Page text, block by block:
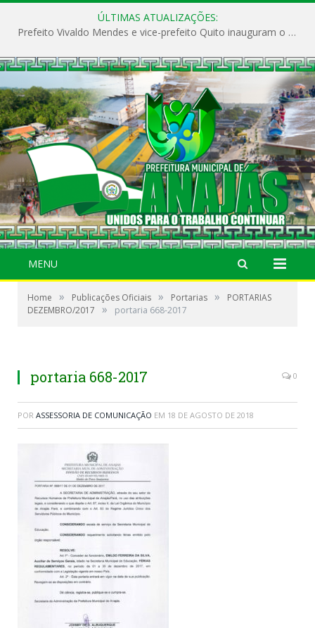
ÚLTIMAS ATUALIZAÇÕES:
Prefeito Vivaldo Mendes e vice-prefeito Quito inauguram o CAPS e fortalecem a saúde pública em Anajás.
MENU
Home » Publicações Oficiais » Portarias »
PORTARIAS
DEZEMBRO/2017
» portaria 668-2017
portaria 668-2017 0
POR ASSESSORIA DE COMUNICAÇÃO EM 18 DE AGOSTO DE 2018